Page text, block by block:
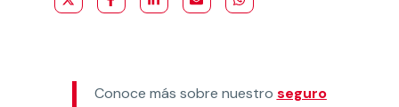
Conoce más sobre nuestro seguro